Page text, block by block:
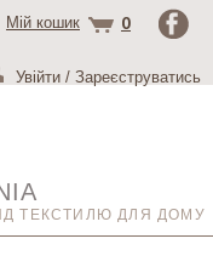
Мій кошик 0
Увійти / Зареєструватись
ТЕКСТИЛЮ ДЛЯ ДОМУ